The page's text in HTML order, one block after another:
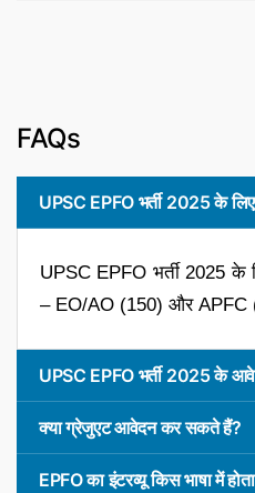
FAQs
UPSC EPFO भर्ती 2025 के
UPSC EPFO भर्ती 2025 के
– EO/AO (150) और APFC
UPSC EPFO भर्ती 2025 के
क्या ग्रेजुएट आवेदन कर सकते हैं?
EPFO का इंटरव्यू किस भाषा में